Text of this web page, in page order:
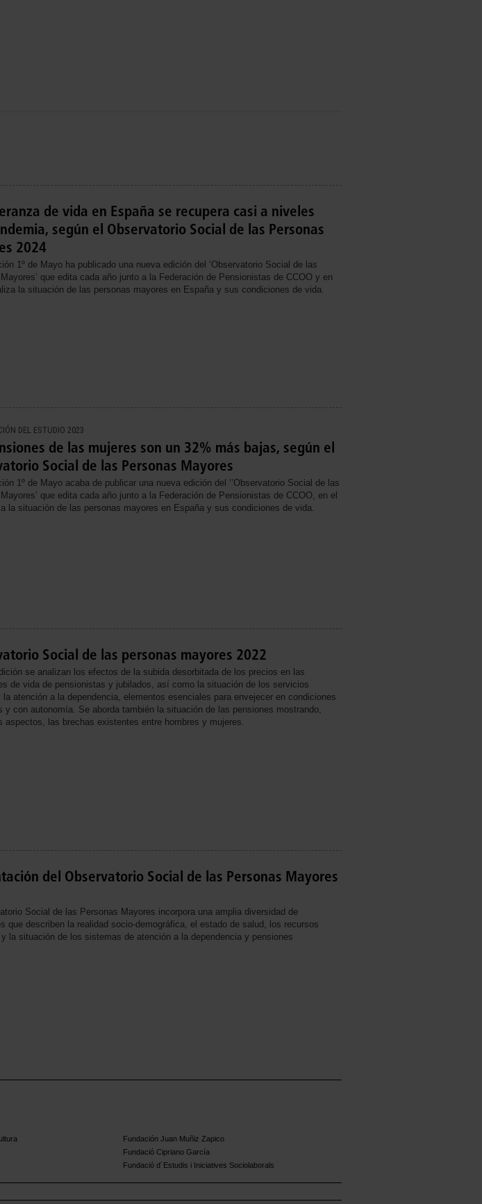
de vida en España se recupera casi a niveles
según el Observatorio Social de las Personas
2024
1º de Mayo ha publicado una nueva edición del ‘Observatorio Social de las
que edita cada año junto a la Federación de Pensionistas de CCOO y en
la situación de las personas mayores en España y sus condiciones de vida.
DEL ESTUDIO 2023
de las mujeres son un 32% más bajas, según el
Social de las Personas Mayores
1º de Mayo acaba de publicar una nueva edición del ‘’Observatorio Social de las
que edita cada año junto a la Federación de Pensionistas de CCOO, en el
la situación de las personas mayores en España y sus condiciones de vida.
Social de las personas mayores 2022
se analizan los efectos de la subida desorbitada de los precios en las
de vida de pensionistas y jubilados, así como la situación de los servicios
la atención a la dependencia, elementos esenciales para envejecer en condiciones
y con autonomía. Se aborda también la situación de las pensiones mostrando,
aspectos, las brechas existentes entre hombres y mujeres.
del Observatorio Social de las Personas Mayores
Social de las Personas Mayores incorpora una amplia diversidad de
que describen la realidad socio-demográfica, el estado de salud, los recursos
la situación de los sistemas de atención a la dependencia y pensiones
Fundación Juan Muñiz Zapico
Fundació Cipriano García
Fundació d´Estudis i Iniciatives Sociolaborals